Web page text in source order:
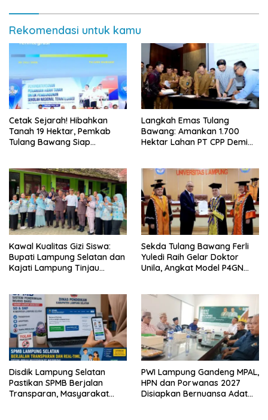
Rekomendasi untuk kamu
Cetak Sejarah! Hibahkan
Tanah 19 Hektar, Pemkab
Tulang Bawang Siap
Lampung
Langkah Emas Tulang
Bawang: Amankan 1.700
Hektar Lahan PT CPP Demi
Kawal Kualitas Gizi Siswa:
Bupati Lampung Selatan dan
Kajati Lampung Tinjau
Sekda Tulang Bawang Ferli
Yuledi Raih Gelar Doktor
Unila, Angkat Model P4GN
Disdik Lampung Selatan
Pastikan SPMB Berjalan
Transparan, Masyarakat
PWI Lampung Gandeng MPAL,
HPN dan Porwanas 2027
Disiapkan Bernuansa Adat